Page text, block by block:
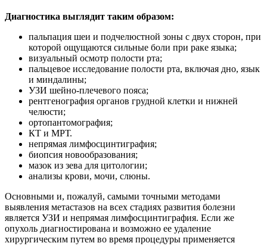
Диагностика выглядит таким образом:
пальпация шеи и подчелюстной зоны с двух сторон, при
которой ощущаются сильные боли при раке языка;
визуальный осмотр полости рта;
пальцевое исследование полости рта, включая дно, язык
и миндалины;
УЗИ шейно-плечевого пояса;
рентгенография органов грудной клетки и нижней
челюсти;
ортопантомография;
КТ и МРТ.
непрямая лимфосцинтиграфия;
биопсия новообразования;
мазок из зева для цитологии;
анализы крови, мочи, слюны.
Основными и, пожалуй, самыми точными методами
выявления метастазов на всех стадиях развития болезни
является УЗИ и непрямая лимфосцинтиграфия. Если же
опухоль диагностирована и возможно ее удаление
хирургическим путем во время процедуры применяется